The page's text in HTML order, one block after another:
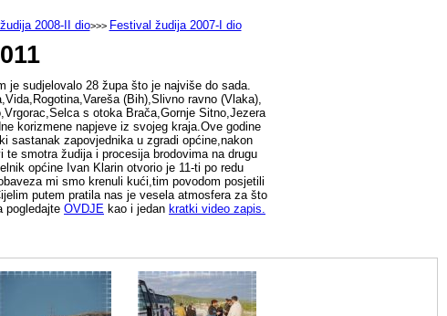
2008-II dio>>> Festival žudija 2007-I dio
je sudjelovalo 28 župa što je najviše do sada.
(Bih),Slivno ravno (Vlaka),
s otoka Brača,Gornje Sitno,Jezera
korizmene napjeve iz svojeg kraja.Ove godine
sastanak zapovjednika u zgradi općine,nakon
smotra žudija i procesija brodovima na drugu
općine Ivan Klarin otvorio je 11-ti po redu
mi smo krenuli kući,tim povodom posjetili
putem pratila nas je vesela atmosfera za što
pogledajte OVDJE kao i jedan kratki video zapis.